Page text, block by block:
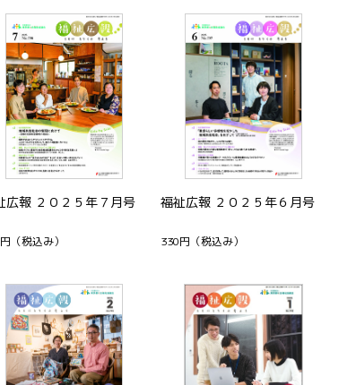
広報 ２０２５年７月号
（税込み）
福祉広報 ２０２５年６月号
330円 （税込み）